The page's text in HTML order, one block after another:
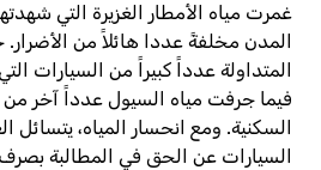
غمرت مياه الأمطار الغزيرة التي
المدن مخلفةً عددا هائلاً من
المتداولة عدداً كبيراً من السيارات
فيما جرفت مياه السيول عدداً آخر من
السكنية. ومع انحسار المياه،
السيارات عن الحق في المطالبة